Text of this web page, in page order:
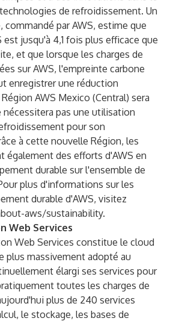
de refroidissement. Un
, commandé par AWS, estime que
jusqu'à 4,1 fois plus efficace que
et que lorsque les charges de
sur AWS, l'empreinte carbone
enregistrer une réduction
AWS Mexico (Central) sera
pas une utilisation
pour son
à cette nouvelle Région, les
également des efforts d'AWS en
durable sur l'ensemble de
plus d'informations sur les
durable d'AWS, visitez
aws/sustainability.
Web Services
Web Services constitue le cloud
plus massivement adopté au
élargi ses services pour
toutes les charges de
plus de 240 services
le stockage, les bases de